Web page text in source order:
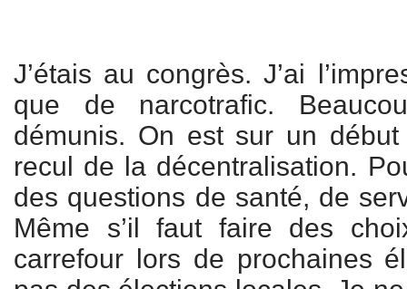
J’étais au congrès. J’ai
que de narcotrafic.
démunis. On est sur un
recul de la décentralisation.
des questions de santé, de
Même s’il faut faire des
carrefour lors de prochaines